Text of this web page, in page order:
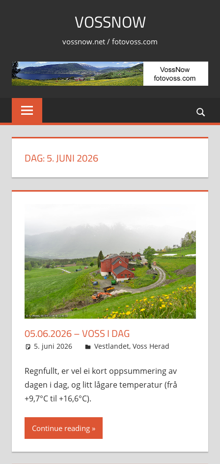
VOSSNOW
vossnow.net / fotovoss.com
DAG:5. JUNI 2026
05.06.2026 – VOSS I DAG
5. juni 2026 Svein
Vestlandet, Voss Herad
Regnfullt, er vel ei kort oppsummering av
dagen i dag, og litt lågare temperatur (frå
+9,7°C til +16,6°C).
Continue reading